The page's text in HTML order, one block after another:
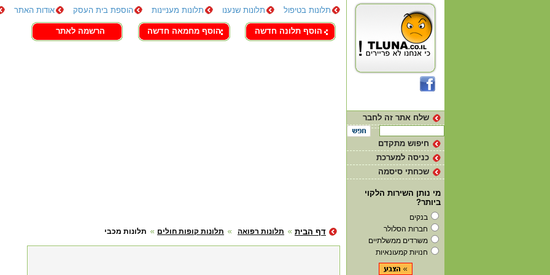
תלונות בטיפול תלונות שנענו תלונות מעניינות הוספת בית העסק אודות האתר
צור קשר
הוסף תלונה חדשה הוסף מחמאה חדשה הרשמה לאתר
תלונות מכבי תלונות קופות חולים תלונות רפואה דף הבית
שלח אתר זה לחבר
חיפוש מתקדם
כניסה למערכת
שכחתי סיסמה
מי נותן השירות הלקוי
ביותר?
בנקים
חברות הסלולר
משרדים ממשלתיים
חנויות קמעונאיות